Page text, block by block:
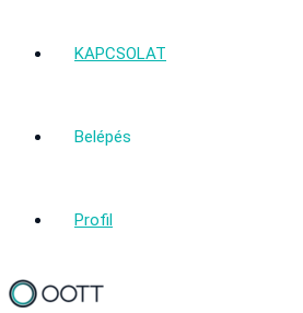
KAPCSOLAT
Belépés
Profil